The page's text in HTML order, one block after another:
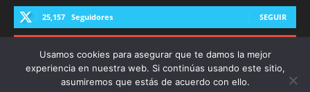
25,157 Seguidores SEGUIR
Usamos cookies para asegurar que te damos la mejor
experiencia en nuestra web. Si continúas usando este sitio,
asumiremos que estás de acuerdo con ello.